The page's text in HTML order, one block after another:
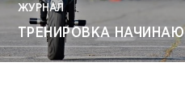
ЖУРНАЛ
ТРЕНИРОВКА